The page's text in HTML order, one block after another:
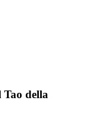
Tao della